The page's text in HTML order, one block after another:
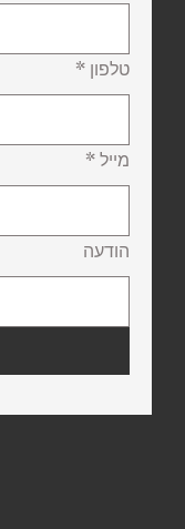
טלפון *
מייל*
הודעה